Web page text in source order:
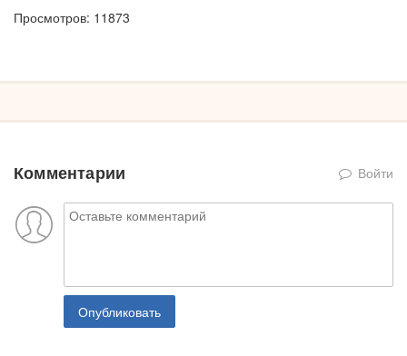
Просмотров: 11873
Комментарии Войти
Опубликовать